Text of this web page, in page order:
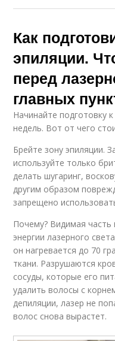
Как
эпиляции.
перед
главных
Начинайте подготовку
недель. Вот от чего
Брейте зону эпиляции.
используйте только
делать шугаринг,
другим образом
запрещено
Почему? Видимая
энергии лазерного
он нагревается до 70
ткани. Разрушаются
сосуды, которые его
удалить волосы с
депиляции, лазер не
волос снова вырастет.